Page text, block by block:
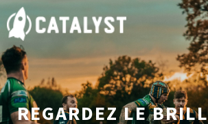
Aller
au
contenu
REGARDEZ LE